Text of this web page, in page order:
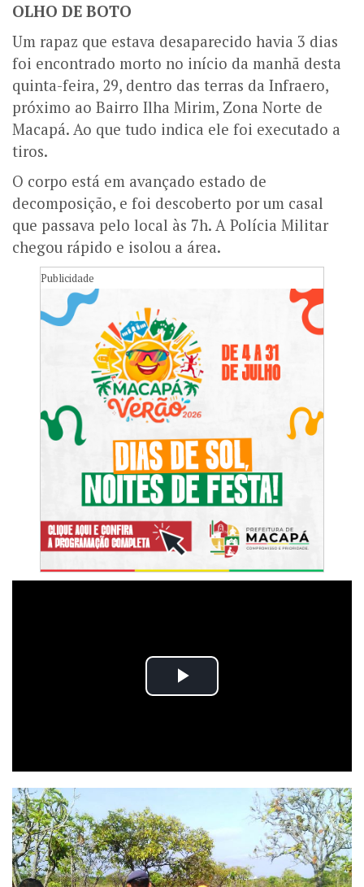
OLHO DE BOTO
Um rapaz que estava desaparecido havia 3 dias
foi encontrado morto no início da manhã desta
quinta-feira, 29, dentro das terras da Infraero,
próximo ao Bairro Ilha Mirim, Zona Norte de
Macapá. Ao que tudo indica ele foi executado a
tiros.
O corpo está em avançado estado de
decomposição, e foi descoberto por um casal
que passava pelo local às 7h. A Polícia Militar
chegou rápido e isolou a área.
Publicidade